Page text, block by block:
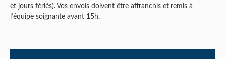
et jours fériés). Vos envois doivent être affranchis et remis à
l’équipe soignante avant 15h.